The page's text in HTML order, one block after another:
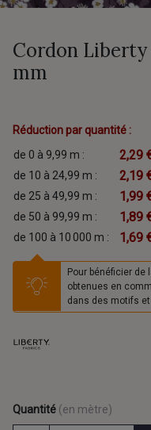
Cordon
mm
Réduction par quantité :
de 0 à 9,99 m :
2,29
de 10 à 24,99 m : 2,19
de 25 à 49,99 m : 1,99
de 50 à 99,99 m : 1,89
de 100 à 10 000 m : 1,69
Pour bénéficier
obtenues en
dans des motifs
Quantité (en mètre)